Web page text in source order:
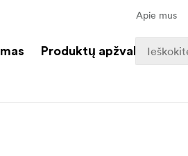
Apie mus
Produktų apžvalga